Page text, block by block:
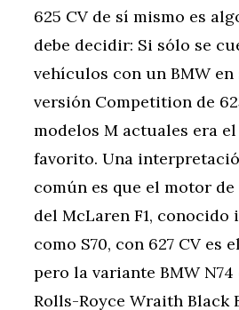
625 CV de sí mismo es
debe decidir: Si sólo se
vehículos con un BMW en
versión Competition de
modelos M actuales era
favorito. Una
común es que el motor
del McLaren F1, conocido
como S70, con 627 CV es
pero la variante BMW N74
Rolls-Royce Wraith Black